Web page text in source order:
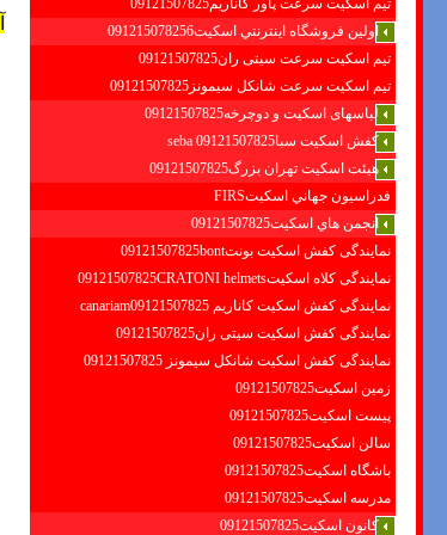
تیم اسکیت سرعت پاور کاناریم09121507825
اولين فروشگاه اينترنتي اسكيت091215078256
تیم اسکیت سرعت سیتی ران09121507825
تیم اسکیت سرعت شانکل سیمونز09121507825
لباسهای اسکیت و دوچرخه09121507825
کفش اسکیت سبا09121507825 seba
هیئت اسکیت تهران بزرگ09121507825
فدراسيون جهاني اسكيتFIRS
انجمن هاي اسكيت09121507825
نمایندگی کفش اسکیت بونت09121507825bont
نمایندگی کلاه اسکیت09121507825CRATONI helmets
نمایندگی کفش اسکیت كاناريم canariam09121507825
نمایندگی کفش اسکیت سیتی ران09121507825
نمایندگی کفش اسکیت شانكل سيمونز 09121507825
زمین اسکیت09121507825
پیست اسکیت09121507825
سالن اسکیت09121507825
باشگاه اسکیت09121507825
مدرسه اسکیت09121507825
کانون اسکیت09121507825